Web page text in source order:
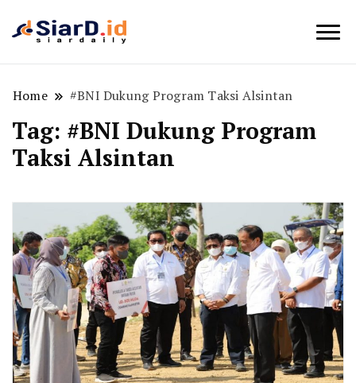
Home #BNI Dukung Program Taksi Alsintan
Tag: #BNI Dukung Program
Taksi Alsintan